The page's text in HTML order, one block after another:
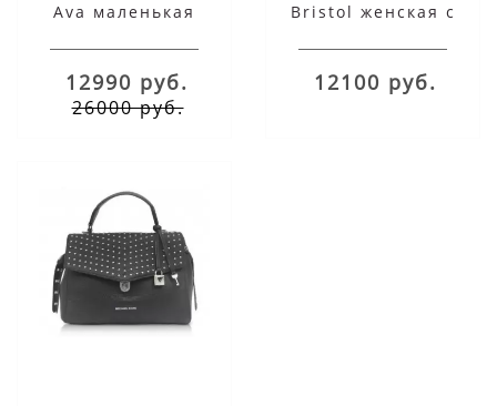
Ava маленькая
12990 руб.
26000 руб.
Bristol женская с
12100 руб.